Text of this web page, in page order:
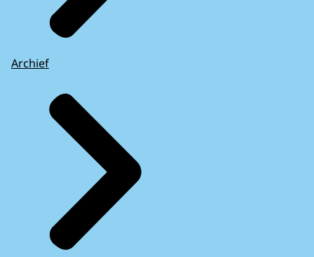
Archief